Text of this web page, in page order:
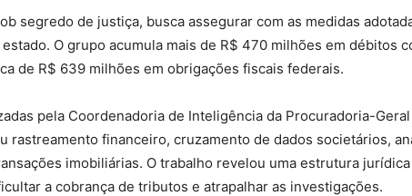
segredo de justiça, busca assegurar com as medidas
O grupo acumula mais de R$ 470 milhões em débitos
de R$ 639 milhões em obrigações fiscais federais.
pela Coordenadoria de Inteligência da Procuradoria-
rastreamento financeiro, cruzamento de dados societários,
imobiliárias. O trabalho revelou uma estrutura jurídica
a cobrança de tributos e atrapalhar as investigações.